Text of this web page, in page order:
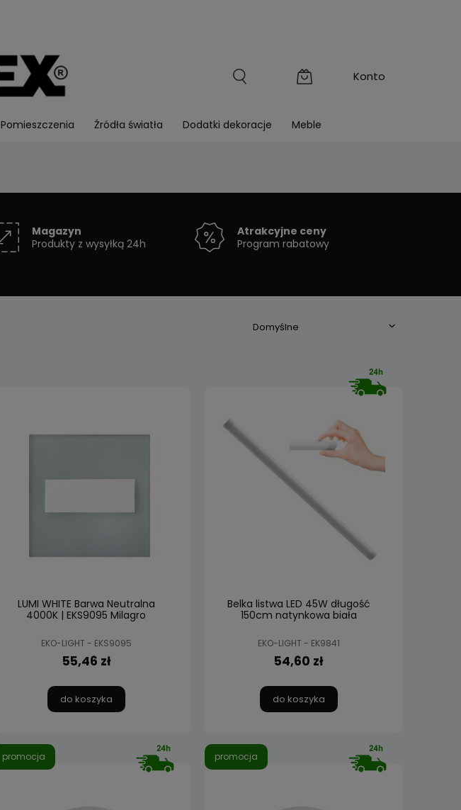
Pomieszczenia Źródła światła Dodatki dekoracje Meble
Magazyn
Produkty z wysyłką 24h
Atrakcyjne ceny
Program rabatowy
LUMI WHITE Barwa Neutralna
4000K | EKS9095 Milagro
EKO-LIGHT - EKS9095
55,46 zł
do koszyka
Belka listwa LED 45W długość
150cm natynkowa biała
EKO-LIGHT - EK9841
54,60 zł
do koszyka
promocja promocja